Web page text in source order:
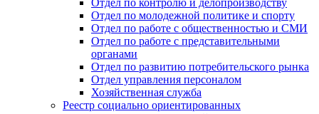
Отдел по молодежной политике и спорту
Отдел по работе с общественностью и СМИ
Отдел по работе с представительными
органами
Отдел по развитию потребительского рынка
Отдел управления персоналом
Хозяйственная служба
Реестр социально ориентированных